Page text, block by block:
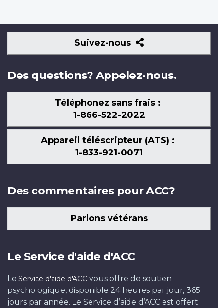
Suivez-nous
Suivez-
nous
Des questions? Appelez-nous.
Téléphonez sans frais :
1-866-522-2022
Appareil téléscripteur (ATS) :
1-833-921-0071
Des commentaires pour ACC?
Parlons vétérans
Le Service d'aide d'ACC
Le Service d'aide d'ACC vous offre de soutien
psychologique, disponible 24 heures par jour, 365
jours par année. Le Service d’aide d’ACC est offert